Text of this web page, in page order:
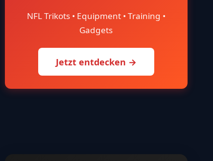
NFL Trikots • Equipment • Training •
Gadgets
Jetzt entdecken →